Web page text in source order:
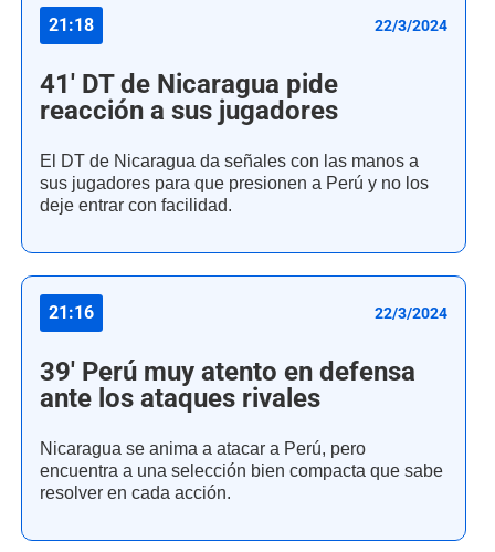
21:18 22/3/2024
41' DT de Nicaragua pide
reacción a sus jugadores
El DT de Nicaragua da señales con las manos a
sus jugadores para que presionen a Perú y no los
deje entrar con facilidad.
21:16 22/3/2024
39' Perú muy atento en defensa
ante los ataques rivales
Nicaragua se anima a atacar a Perú, pero
encuentra a una selección bien compacta que sabe
resolver en cada acción.